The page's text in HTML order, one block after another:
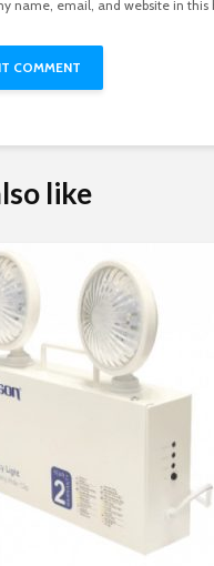
name, email, and website in
like